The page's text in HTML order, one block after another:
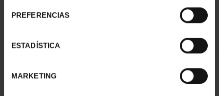
PREFERENCIAS
ESTADÍSTICA
MARKETING
Sólo para usuarios
ORDENAR POR: